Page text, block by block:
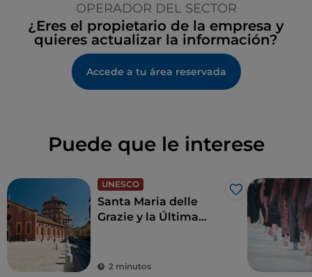
OPERADOR DEL SECTOR
¿Eres el propietario de la empresa y
quieres actualizar la información?
Accede a tu área reservada
Puede que le interese
UNESCO
Me gusta
Santa Maria delle
Grazie y la Última
Renacimiento
2 minutos